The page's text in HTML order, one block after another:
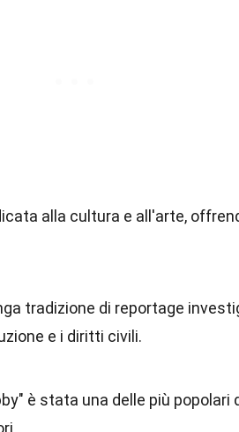
alla cultura e all'arte,
tradizione di reportage
e i diritti civili.
è stata una delle più popolari